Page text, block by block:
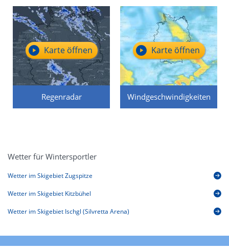
Regenradar
Karte öffnen
Windgeschwindigkeiten
Karte öffnen
Wetter für Wintersportler
Wetter im Skigebiet Zugspitze
Wetter im Skigebiet Kitzbühel
Wetter im Skigebiet Ischgl (Silvretta Arena)